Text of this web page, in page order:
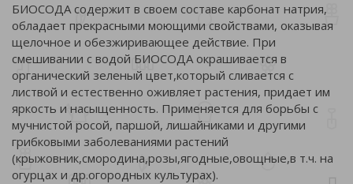
БИОСОДА содержит в своем составе карбонат натрия,
обладает прекрасными моющими свойствами, оказывая
щелочное и обезжиривающее действие. При
смешивании с водой БИОСОДА окрашивается в
органический зеленый цвет,который сливается с
листвой и естественно оживляет растения, придает им
яркость и насыщенность. Применяется для борьбы с
мучнистой росой, паршой, лишайниками и другими
грибковыми заболеваниями растений
(крыжовник,смородина,розы,ягодные,овощные,в т.ч. на
огурцах и др.огородных культурах).